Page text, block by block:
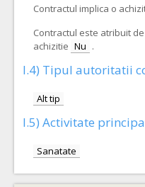
Contractul implica o
Contractul este atribuit
achizitie Nu .
I.4) Tipul autoritatii
Alt tip
I.5) Activitate
Sanatate